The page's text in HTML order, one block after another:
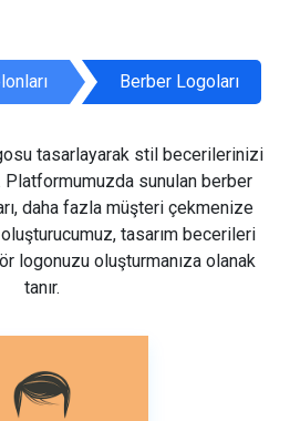
Berber Logoları
tasarlayarak stil becerilerinizi
sunulan berber
daha fazla müşteri çekmenize
tasarım becerileri
logonuzu oluşturmanıza olanak
tanır.